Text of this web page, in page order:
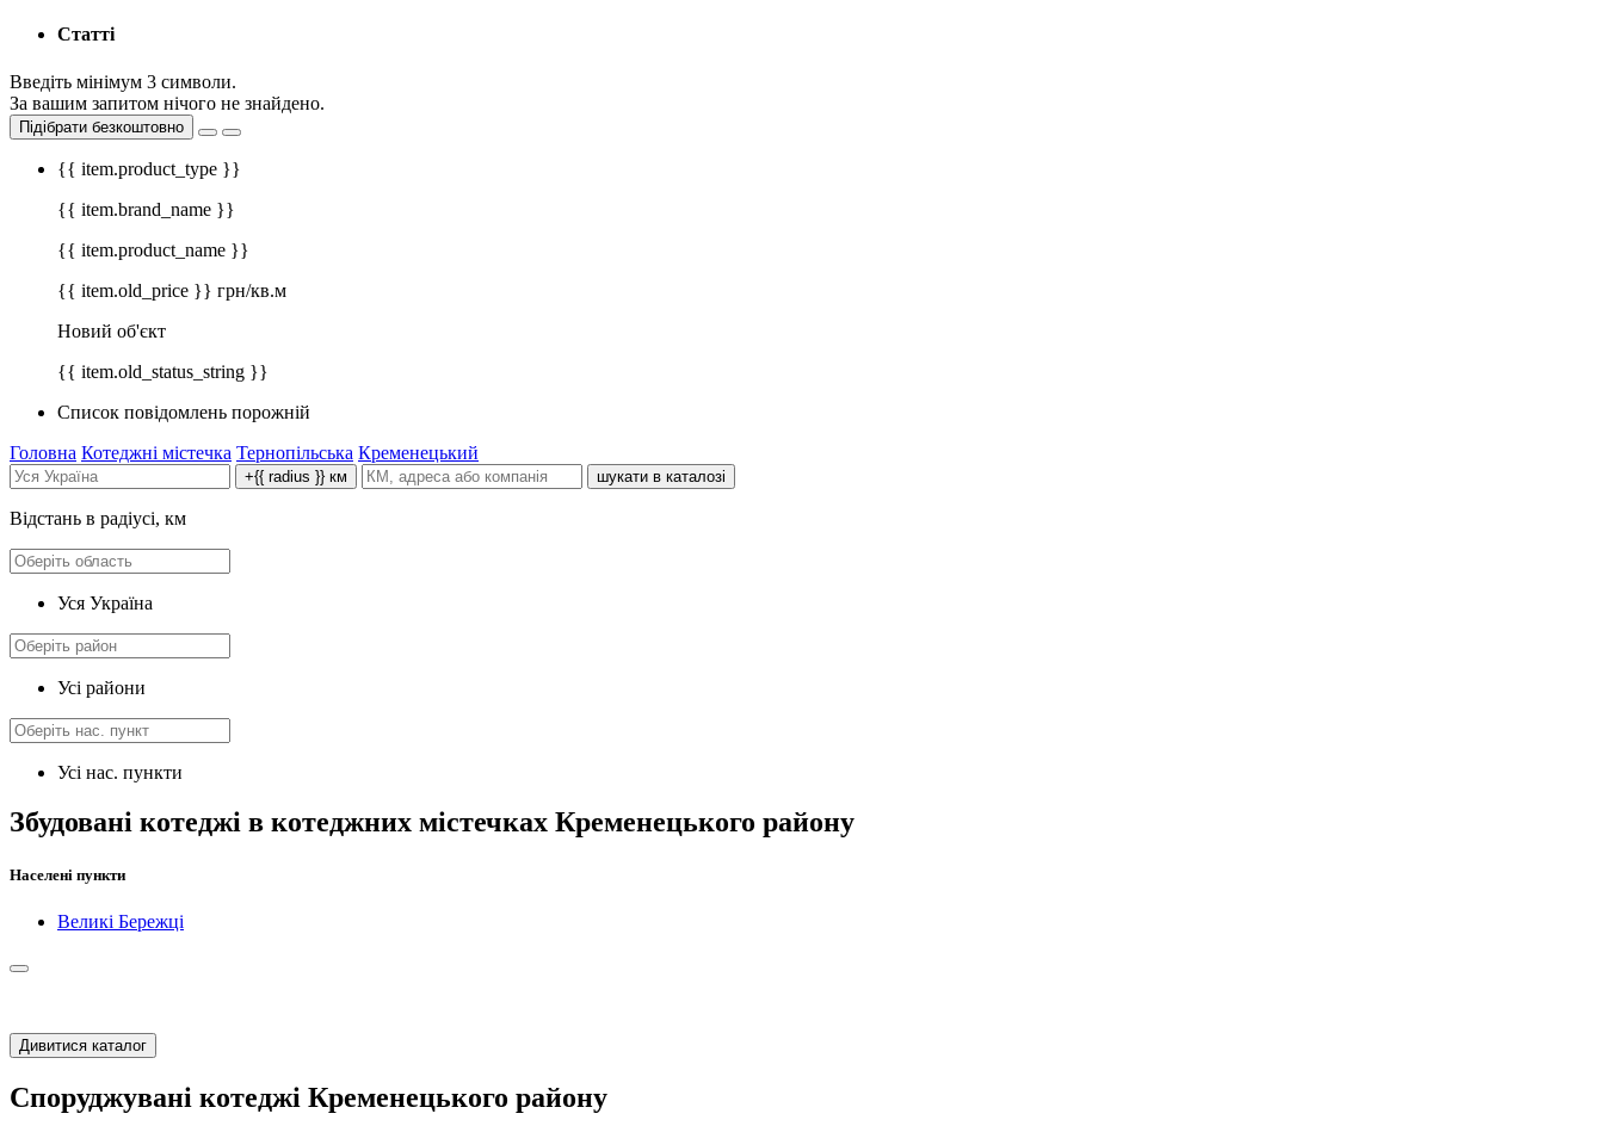
Статті
Введіть мінімум 3 символи.
За вашим запитом нічого не знайдено.
Підібрати безкоштовно
{{ item.product_type }}
{{ item.brand_name }}
{{ item.product_name }}
{{ item.old_price }} грн/кв.м
Новий об'єкт
{{ item.old_status_string }}
Список повідомлень порожній
Головна Котеджні містечка Тернопільська Кременецький
+{{ radius }} км шукати в каталозі
Відстань в радіусі, км
Уся Україна
Усі райони
Усі нас. пункти
Збудовані котеджі в котеджних містечках Кременецького району
Населені пункти
Великі Бережці
Дивитися каталог
Споруджувані котеджі Кременецького району